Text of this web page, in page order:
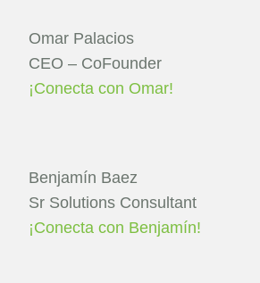
Omar Palacios
CEO – CoFounder
¡Conecta con Omar!
Benjamín Baez
Sr Solutions Consultant
¡Conecta con Benjamín!